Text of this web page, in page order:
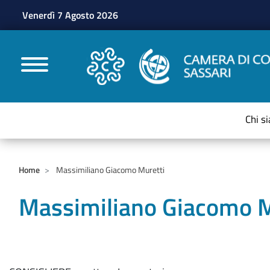
Venerdì 7 Agosto 2026
CAMERE DI
Chi
Home Massimiliano Giacomo Muretti
Massimiliano Giacomo